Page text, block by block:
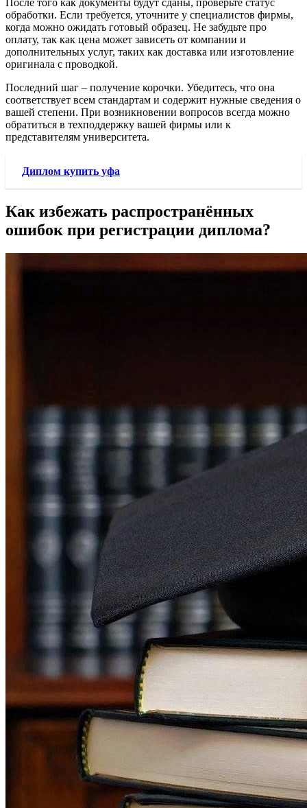
обработки. Если требуется, уточните у специалистов фирмы,
когда можно ожидать готовый образец. Не забудьте про
оплату, так как цена может зависеть от компании и
дополнительных услуг, таких как доставка или изготовление
оригинала с проводкой.
Последний шаг – получение корочки. Убедитесь, что она
соответствует всем стандартам и содержит нужные сведения о
вашей степени. При возникновении вопросов всегда можно
обратиться в техподдержку вашей фирмы или к
представителям университета.
Диплом купить уфа
Как избежать распространённых
ошибок при регистрации диплома?